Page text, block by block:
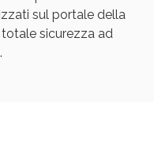
sul portale della
sicurezza ad